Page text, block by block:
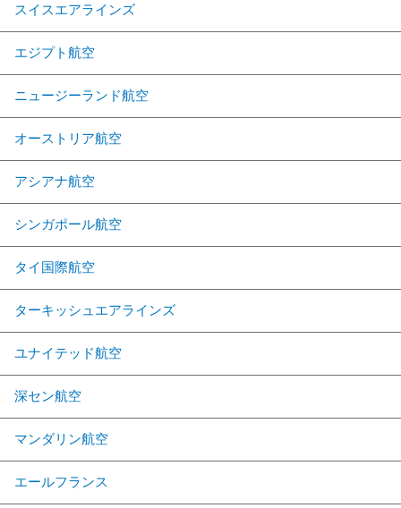
スイスエアラインズ
エジプト航空
ニュージーランド航空
オーストリア航空
アシアナ航空
シンガポール航空
タイ国際航空
ターキッシュエアラインズ
ユナイテッド航空
深セン航空
マンダリン航空
エールフランス